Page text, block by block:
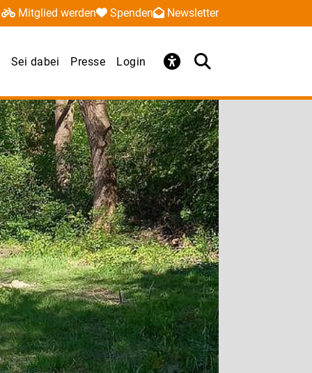
Mitglied werden Spenden Newsletter
Sei dabei Presse Login